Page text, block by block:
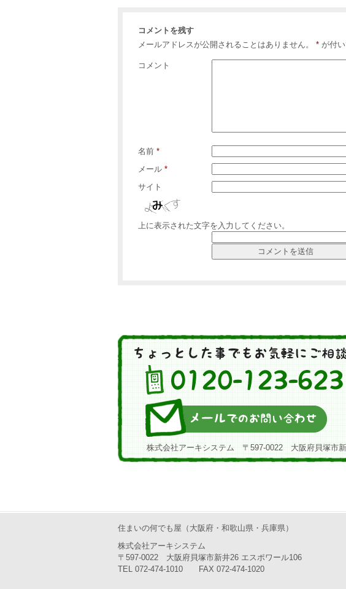
コメントを残す
メールアドレスが公開されることはありません。
* が付
コメント
名前 *
メール *
サイト
上に表示された文字を入力してください。
株式会社アーキシステム 〒597-0022 大阪府貝塚市
住まいの何でも屋（大阪府・和歌山県・兵庫県）
株式会社アーキシステム
〒597-0022 大阪府貝塚市新井26 エスポワール106
TEL 072-474-1010 FAX 072-474-1020